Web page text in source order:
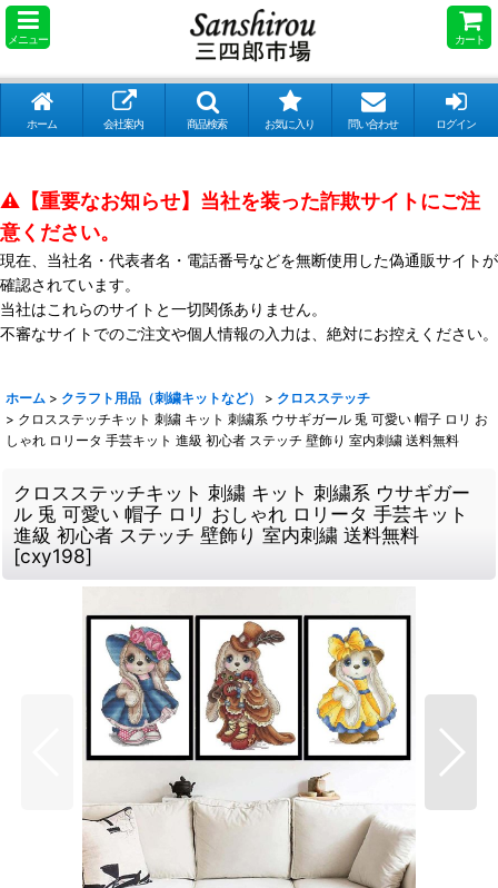
メニュー カート
ホーム 会社案内 商品検索 お気に入り 問い合わせ ログイン
⚠️【重要なお知らせ】当社を装った詐欺サイトにご注
意ください。
現在、当社名・代表者名・電話番号などを無断使用した偽通販サイトが
確認されています。
当社はこれらのサイトと一切関係ありません。
不審なサイトでのご注文や個人情報の入力は、絶対にお控えください。
ホーム > クラフト用品（刺繍キットなど） > クロスステッチ
> クロスステッチキット 刺繍 キット 刺繍系 ウサギガール 兎 可愛い 帽子 ロリ お
しゃれ ロリータ 手芸キット 進級 初心者 ステッチ 壁飾り 室内刺繍 送料無料
クロスステッチキット 刺繍 キット 刺繍系 ウサギガー
ル 兎 可愛い 帽子 ロリ おしゃれ ロリータ 手芸キット
進級 初心者 ステッチ 壁飾り 室内刺繍 送料無料
[cxy198]